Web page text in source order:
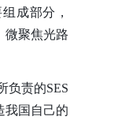
成部分，
微聚焦光路
负责的SES
我国自己的